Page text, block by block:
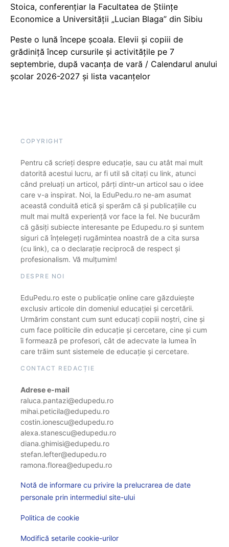
Stoica, conferențiar la Facultatea de Științe
Economice a Universității „Lucian Blaga” din Sibiu
Peste o lună începe școala. Elevii și copiii de
grădiniță încep cursurile și activitățile pe 7
septembrie, după vacanța de vară / Calendarul anului
școlar 2026-2027 și lista vacanțelor
COPYRIGHT
Pentru că scrieți despre educație, sau cu atât mai mult
datorită acestui lucru, ar fi util să citați cu link, atunci
când preluați un articol, părți dintr-un articol sau o idee
care v-a inspirat. Noi, la EduPedu.ro ne-am asumat
această conduită etică și sperăm că și publicațiile cu
mult mai multă experiență vor face la fel. Ne bucurăm
că găsiți subiecte interesante pe Edupedu.ro și suntem
siguri că înțelegeți rugămintea noastră de a cita sursa
(cu link), ca o declarație reciprocă de respect și
profesionalism. Vă mulțumim!
DESPRE NOI
EduPedu.ro este o publicație online care găzduiește
exclusiv articole din domeniul educației și cercetării.
Urmărim constant cum sunt educați copiii noștri, cine și
cum face politicile din educație și cercetare, cine și cum
îi formează pe profesori, cât de adecvate la lumea în
care trăim sunt sistemele de educație și cercetare.
CONTACT REDACȚIE
Adrese e-mail
raluca.pantazi@edupedu.ro
mihai.peticila@edupedu.ro
costin.ionescu@edupedu.ro
alexa.stanescu@edupedu.ro
diana.ghimisi@edupedu.ro
stefan.lefter@edupedu.ro
ramona.florea@edupedu.ro
Notă de informare cu privire la prelucrarea de date
personale prin intermediul site-ului
Politica de cookie
Modifică setarile cookie-urilor